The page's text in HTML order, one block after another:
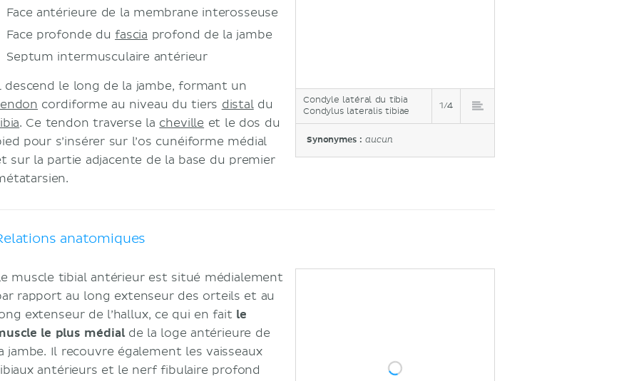
Condyle latéral du tibia
Condylus lateralis tibiae
1/4
Synonymes :aucun
Face antérieure de la membrane interosseuse
Face profonde dufascia profond de la jambe
Septum intermusculaire antérieur
descend le long de la jambe, formant un
cordiforme au niveau du tiers distaldu
. Ce tendon traverse la cheville et le dos du
pour s’insérer sur l’os cunéiforme médial
sur la partie adjacente de la base du premier
anatomiques
muscle tibial antérieur est situé médialement
rapport au long extenseur des orteils et au
extenseur de l’hallux, ce qui en fait le
le plus médial de la loge antérieure de
jambe. Il recouvre également les vaisseaux
antérieurs et le nerf fibulaire profond